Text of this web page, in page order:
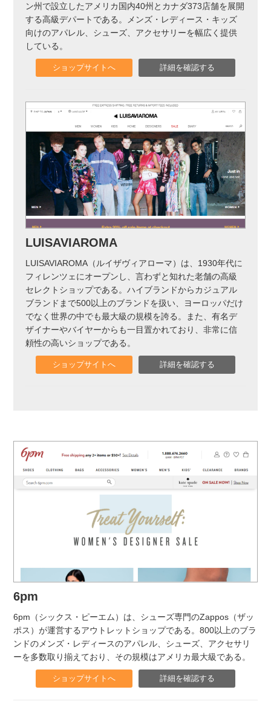
ン州で設立したアメリカ国内40州とカナダ373店舗を展開
する高級デパートである。メンズ・レディース・キッズ
向けのアパレル、シューズ、アクセサリーを幅広く提供
している。
ショップサイトへ 詳細を確認する
LUISAVIAROMA
LUISAVIAROMA（ルイザヴィアローマ）は、1930年代に
フィレンツェにオープンし、言わずと知れた老舗の高級
セレクトショップである。ハイブランドからカジュアル
ブランドまで500以上のブランドを扱い、ヨーロッパだけ
でなく世界の中でも最大級の規模を誇る。また、有名デ
ザイナーやバイヤーからも一目置かれており、非常に信
頼性の高いショップである。
ショップサイトへ 詳細を確認する
6pm
6pm（シックス・ピーエム）は、シューズ専門のZappos（ザッ
ポス）が運営するアウトレットショップである。800以上のブラ
ンドのメンズ・レディースのアパレル、シューズ、アクセサリ
ーを多数取り揃えており、その規模はアメリカ最大級である。
ショップサイトへ 詳細を確認する